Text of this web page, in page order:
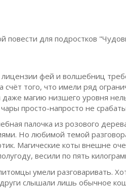
повести для подростков
лицензии фей и волшебниц
счёт того, что имели ряд
магию низшего уровня
просто-напросто не
палочка из розового
Но любимой темой
Магические коты внешне
весили по пять
умели разговаривать.
слышали лишь обычное